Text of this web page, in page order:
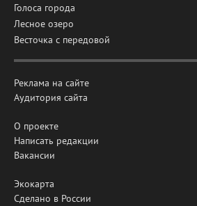
Голоса города
Лесное озеро
Весточка с передовой
Реклама на сайте
Аудитория сайта
О проекте
Написать редакции
Вакансии
Экокарта
Сделано в России